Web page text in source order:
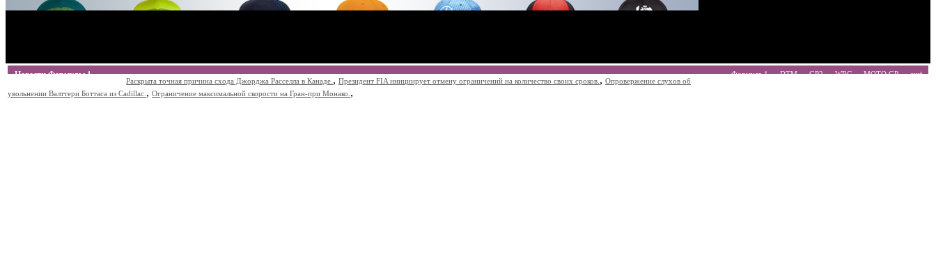
Новости Формулы 1 Формула 1 DTM GP2 WRC MOTO GP
ещё
Раскрыта точная причина схода Джорджа Расселла в Канаде. , Президент FIA инициирует отмену ограничений на количество своих сроков. , Опровержение слухов об
увольнении Валттери Боттаса из Cadillac. , Ограничение максимальной скорости на Гран-при Монако. ,